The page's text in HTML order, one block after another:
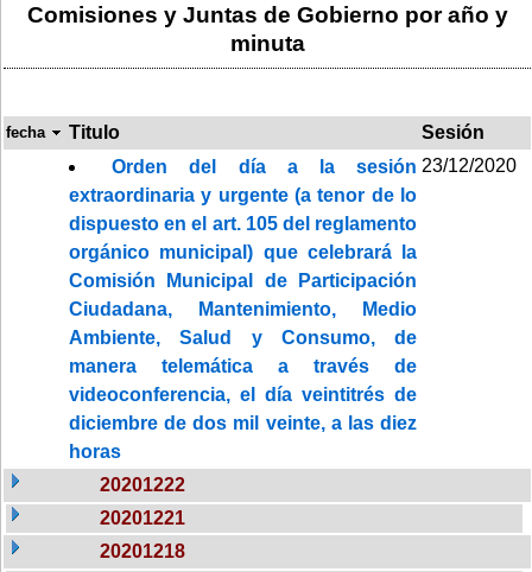
Comisiones y Juntas de Gobierno por año y
minuta
fecha Titulo
Sesión
Orden del día a la sesión
extraordinaria y urgente (a tenor de lo
dispuesto en el art. 105 del reglamento
orgánico municipal) que celebrará la
Comisión Municipal de Participación
Ciudadana, Mantenimiento, Medio
Ambiente, Salud y Consumo, de
manera telemática a través de
videoconferencia, el día veintitrés de
diciembre de dos mil veinte, a las diez
horas
23/12/2020
20201222
20201221
20201218